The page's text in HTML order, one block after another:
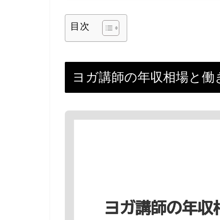
目次
ヨガ講師の年収相場と働